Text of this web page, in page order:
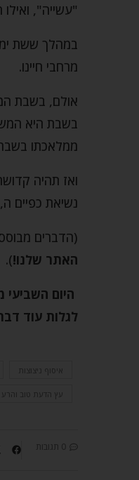
"עשייה",
במהלך ששת
מרחבי חיינו.
אולם, בשבת
בשבת היא
ממלאכתו
ואז תהיה
נשיאת כפיים
(הדברים
האתר שלנו!).
היום השביעי
לגלות עוד
איסוף ניצוצות
עץ הדעת טוב והרע
0 תגובות